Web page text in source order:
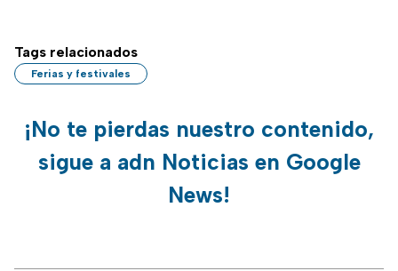
Tags relacionados
Ferias y festivales
¡No te pierdas nuestro contenido,
sigue a adn Noticias en Google
News!